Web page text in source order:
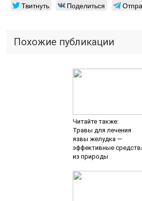
Твитнуть Поделиться
Похожие публикации
Читайте также:
Травы для лечения
язвы желудка —
эффективные
из природы